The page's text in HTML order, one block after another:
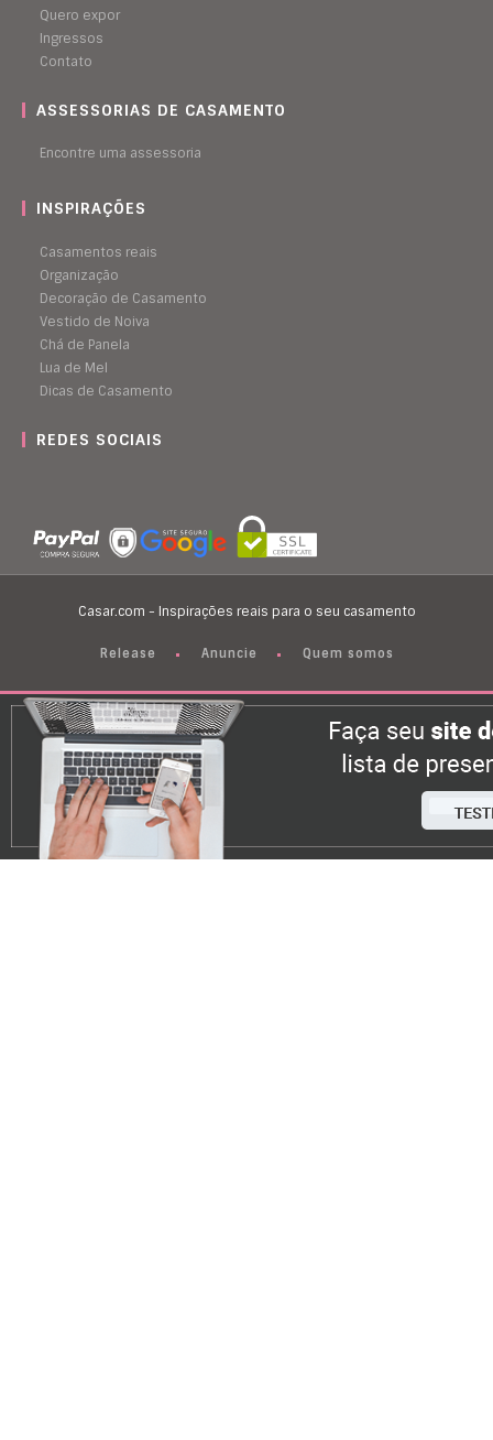
Quero expor
Ingressos
Contato
ASSESSORIAS DE CASAMENTO
Encontre uma assessoria
INSPIRAÇÕES
Casamentos reais
Organização
Decoração de Casamento
Vestido de Noiva
Chá de Panela
Lua de Mel
Dicas de Casamento
REDES SOCIAIS
Casar.com - Inspirações reais para o seu casamento
Release Anuncie Quem somos